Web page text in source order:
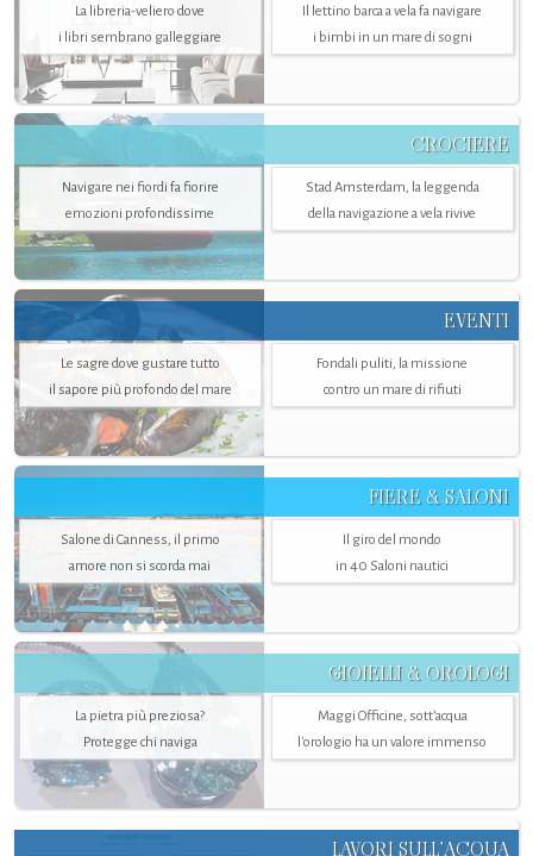
La libreria-veliero dove
i libri sembrano galleggiare
Il lettino barca a vela fa navigare
i bimbi in un mare di sogni
CROCIERE
Navigare nei fiordi fa fiorire
emozioni profondissime
Stad Amsterdam, la leggenda
della navigazione a vela rivive
EVENTI
Le sagre dove gustare tutto
il sapore più profondo del mare
Fondali puliti, la missione
contro un mare di rifiuti
FIERE & SALONI
Salone di Canness, il primo
amore non si scorda mai
Il giro del mondo
in 40 Saloni nautici
GIOIELLI & OROLOGI
La pietra più preziosa?
Protegge chi naviga
Maggi Officine, sott’acqua
l'orologio ha un valore immenso
LAVORI SULL’ACQUA